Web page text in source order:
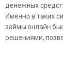
денежных
Именно в таких
займы онлайн
решениями,